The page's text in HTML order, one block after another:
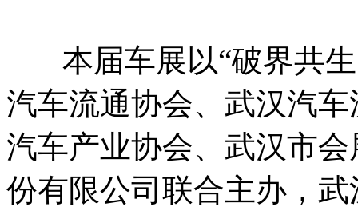
本届车展以“破界共生
汽车流通协会、武汉汽
汽车产业协会、武汉市
份有限公司联合主办，